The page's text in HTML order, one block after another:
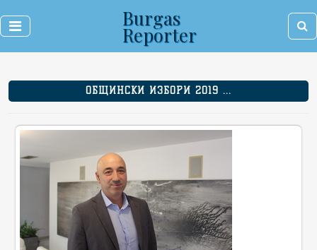
Burgas
Reporter
ОБЩИНСКИ ИЗБОРИ 2019 ...